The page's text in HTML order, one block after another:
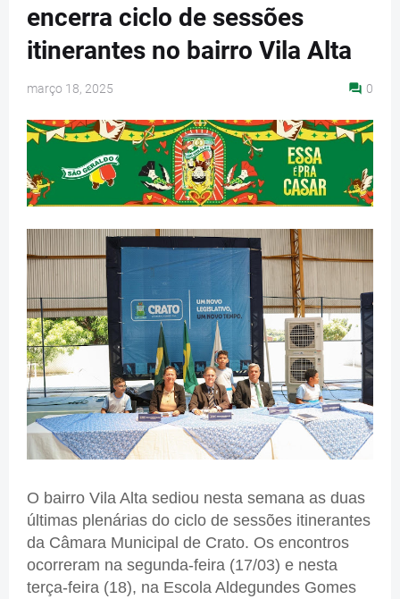
encerra ciclo de sessões
itinerantes no bairro Vila Alta
março 18, 2025 0
O bairro Vila Alta sediou nesta semana as duas
últimas plenárias do ciclo de sessões itinerantes
da Câmara Municipal de Crato. Os encontros
ocorreram na segunda-feira (17/03) e nesta
terça-feira (18), na Escola Aldegundes Gomes